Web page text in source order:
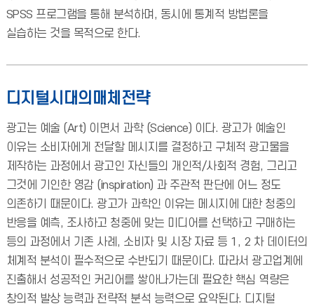
SPSS 프로그램을 통해 분석하며, 동시에 통계적 방법론을
실습하는 것을 목적으로 한다.
디지털시대의매체전략
광고는 예술 (Art) 이면서 과학 (Science) 이다. 광고가 예술인
이유는 소비자에게 전달할 메시지를 결정하고 구체적 광고물을
제작하는 과정에서 광고인 자신들의 개인적/사회적 경험, 그리고
그것에 기인한 영감 (inspiration) 과 주관적 판단에 어느 정도
의존하기 때문이다. 광고가 과학인 이유는 메시지에 대한 청중의
반응을 예측, 조사하고 청중에 맞는 미디어를 선택하고 구매하는
등의 과정에서 기존 사례, 소비자 및 시장 자료 등 1, 2 차 데이터의
체계적 분석이 필수적으로 수반되기 때문이다. 따라서 광고업계에
진출해서 성공적인 커리어를 쌓아나가는데 필요한 핵심 역량은
창의적 발상 능력과 전략적 분석 능력으로 요약된다. 디지털